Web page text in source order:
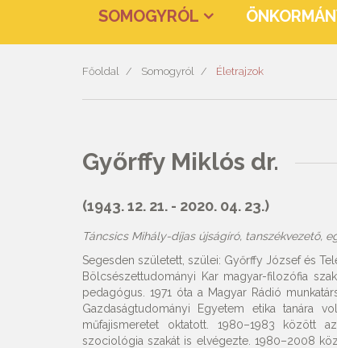
SOMOGYRÓL
Főoldal Somogyról Életrajzok
Győrffy Miklós dr.
(1943. 12. 21. - 2020. 04. 23.)
Táncsics Mihály-díjas újságíró, tanszékvezető,
Segesden született, szülei: Győrffy József és
Bölcsészettudományi Kar magyar-filozófia
pedagógus. 1971 óta a Magyar Rádió
Gazdaságtudományi Egyetem etika tanára
műfajismeretet oktatott. 1980–1983 között
szociológia szakát is elvégezte. 1980–2008